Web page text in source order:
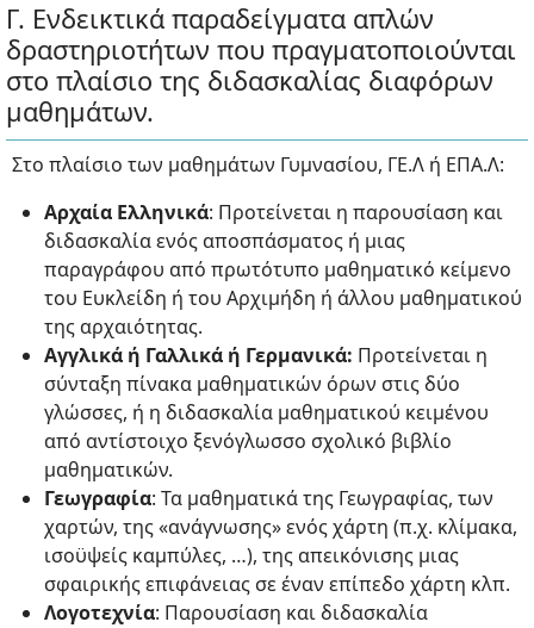
Γ. Ενδεικτικά παραδείγματα απλών
δραστηριοτήτων που πραγματοποιούνται
στο πλαίσιο της διδασκαλίας διαφόρων
μαθημάτων.
Στο πλαίσιο των μαθημάτων Γυμνασίου, ΓΕ.Λ ή ΕΠΑ.Λ:
Αρχαία Ελληνικά: Προτείνεται η παρουσίαση και
διδασκαλία ενός αποσπάσματος ή μιας
παραγράφου από πρωτότυπο μαθηματικό κείμενο
του Ευκλείδη ή του Αρχιμήδη ή άλλου μαθηματικού
της αρχαιότητας.
Αγγλικά ή Γαλλικά ή Γερμανικά: Προτείνεται η
σύνταξη πίνακα μαθηματικών όρων στις δύο
γλώσσες, ή η διδασκαλία μαθηματικού κειμένου
από αντίστοιχο ξενόγλωσσο σχολικό βιβλίο
μαθηματικών.
Γεωγραφία: Τα μαθηματικά της Γεωγραφίας, των
χαρτών, της «ανάγνωσης» ενός χάρτη (π.χ. κλίμακα,
ισοϋψείς καμπύλες, …), της απεικόνισης μιας
σφαιρικής επιφάνειας σε έναν επίπεδο χάρτη κλπ.
Λογοτεχνία: Παρουσίαση και διδασκαλία